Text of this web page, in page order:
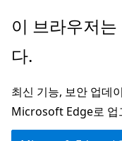
주
콘
츠
로
페
지
탐
색
이 브라우저
다.
최신 기능, 보안 업데
Microsoft Edge로 업